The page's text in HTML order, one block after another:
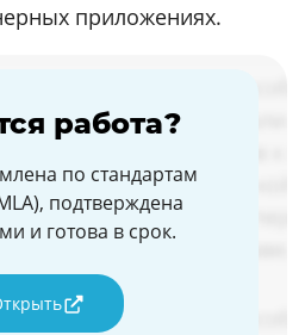
приложениях.
работа?
по стандартам
подтверждена
и готова в срок.